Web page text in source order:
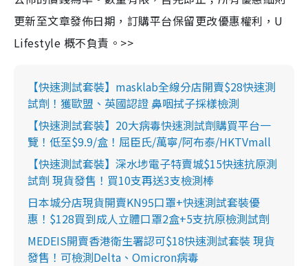
更新至文章發佈日期，訂購平台保留更改優惠權利，U
Lifestyle 概不負責。>>
【快速測試套裝】masklab全線分店開賣$28快速測
試劑！獲歐盟、英國認證 鼻咽拭子採樣檢測
【快速測試套裝】20大病毒快速測試劑購買平台一
覽！低至$9.9/盒！屈臣氏/萬寧/阿布泰/HKTVmall
【快速測試套裝】深水埗電子特賣城$15快速抗原測
試劑 現貨發售！買10支再送3支檢測棒
日本城分店現貨開賣KN95口罩+快速測試套裝優
惠！$128買到成人立體口罩2盒+5支抗原檢測試劑
MEDEIS開賣香港衛生署認可$18快速測試套裝 現貨
發售！可檢測Delta、Omicron病毒